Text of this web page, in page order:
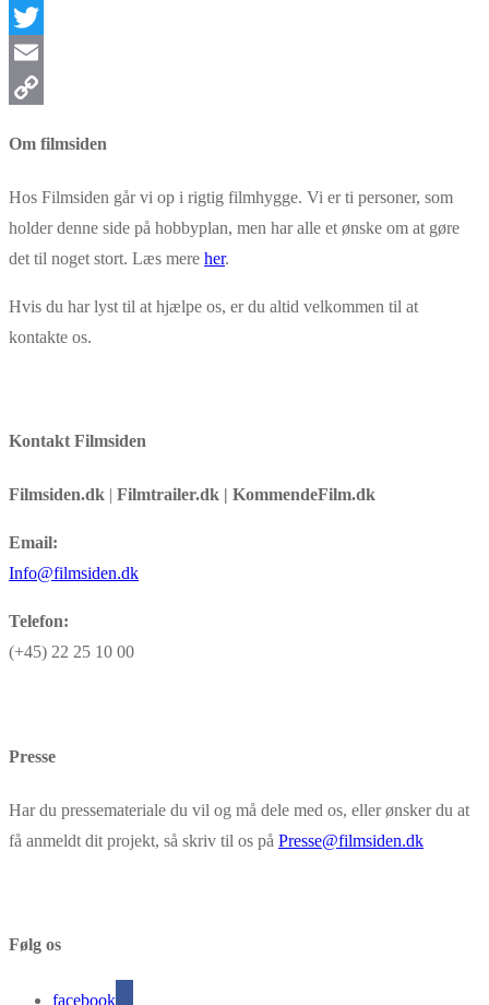
Facebook
Twitter
Email
Om filmsiden
Hos Filmsiden går vi op i rigtig filmhygge. Vi er ti personer, som
holder denne side på hobbyplan, men har alle et ønske om at gøre
det til noget stort. Læs mere her.
Hvis du har lyst til at hjælpe os, er du altid velkommen til at
kontakte os.
Kontakt Filmsiden
Filmsiden.dk | Filmtrailer.dk | KommendeFilm.dk
Email:
Info@filmsiden.dk
Telefon:
(+45) 22 25 10 00
Presse
Har du pressemateriale du vil og må dele med os, eller ønsker du at
få anmeldt dit projekt, så skriv til os på Presse@filmsiden.dk
Følg os
facebook